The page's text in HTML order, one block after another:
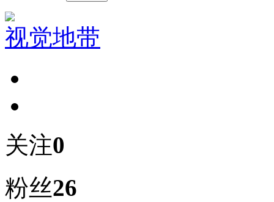
视觉地带
关注0
粉丝26